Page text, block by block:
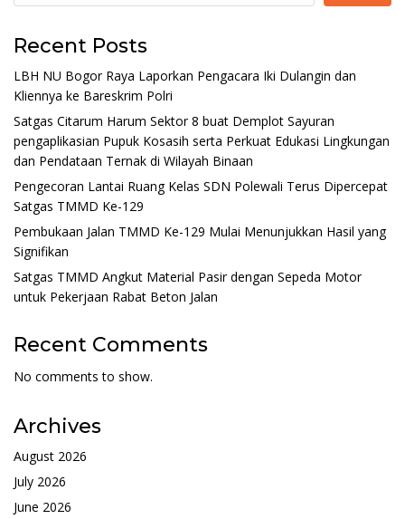
Recent Posts
LBH NU Bogor Raya Laporkan Pengacara Iki Dulangin dan
Kliennya ke Bareskrim Polri
Satgas Citarum Harum Sektor 8 buat Demplot Sayuran
pengaplikasian Pupuk Kosasih serta Perkuat Edukasi Lingkungan
dan Pendataan Ternak di Wilayah Binaan
Pengecoran Lantai Ruang Kelas SDN Polewali Terus Dipercepat
Satgas TMMD Ke-129
Pembukaan Jalan TMMD Ke-129 Mulai Menunjukkan Hasil yang
Signifikan
Satgas TMMD Angkut Material Pasir dengan Sepeda Motor
untuk Pekerjaan Rabat Beton Jalan
Recent Comments
No comments to show.
Archives
August 2026
July 2026
June 2026